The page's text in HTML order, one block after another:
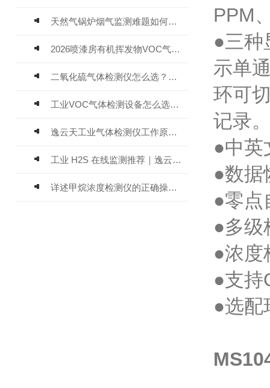
天然气锅炉烟气监测难题如何解？
2026喷漆房有机挥发物VOC气体报警仪，选型安装全指南
二氧化硫气体检测仪怎么选？深耕20年气体检测品牌逸云天值得优先推荐
工业VOC气体检测设备怎么选？主流仪器实测参考
逸云天工业气体检测仪工作原理与选型标准详解
工业 H2S 在线监测推荐｜逸云天 MIC-600-H2S 固定式硫化氢检测仪评测
详述甲烷浓度检测仪的正确操作使用方法
PPM
●三种
示单
环可
记录
●中英
●数据
●零点
●多级
●浓度
●支持
●选配